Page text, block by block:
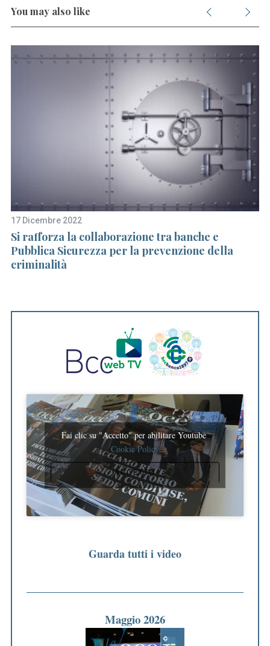
You may also like
17 Dicembre 2022
Si rafforza la collaborazione tra banche e
Pubblica Sicurezza per la prevenzione della
criminalità
Fai clic su "Accetto" per abilitare Youtube
Cookie Policy
ACCETTO
Guarda tutti i video
Maggio 2026